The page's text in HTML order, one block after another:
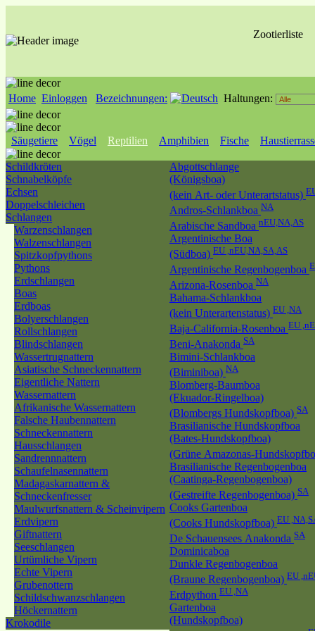
Zootierliste
Home Einloggen Bezeichnungen: Haltungen:
Säugetiere Vögel Reptilien Amphibien Fische
Schildkröten
Schnabelköpfe
Echsen
Doppelschleichen
Schlangen
Warzenschlangen
Walzenschlangen
Spitzkopfpythons
Pythons
Erdschlangen
Boas
Erdboas
Bolyerschlangen
Rollschlangen
Blindschlangen
Wassertrugnattern
Asiatische Schneckennattern
Eigentliche Nattern
Wassernattern
Afrikanische Wassernattern
Falsche Haubennattern
Schneckennattern
Hausschlangen
Sandrennnattern
Schaufelnasennattern
Madagaskarnattern &
Schneckenfresser
Maulwurfsnattern & Scheinvipern
Erdvipern
Giftnattern
Seeschlangen
Urtümliche Vipern
Echte Vipern
Grubenottern
Schildschwanzschlangen
Höckernattern
Krokodile
Abgottschlange
(Königsboa)
(kein Art- oder Unterartstatus)
Andros-Schlankboa NA
Arabische Sandboa nEU,NA,AS
Argentinische Boa
(Südboa) EU ,nEU,NA,SA,AS
Argentinische Regenbogenboa
Arizona-Rosenboa NA
Bahama-Schlankboa
(kein Unterartenstatus) EU ,NA
Baja-California-Rosenboa EU
Beni-Anakonda SA
Bimini-Schlankboa
(Biminiboa) NA
Blomberg-Baumboa
(Ekuador-Ringelboa)
(Blombergs Hundskopfboa) SA
Brasilianische Hundskopfboa
(Bates-Hundskopfboa)
(Grüne Amazonas-
Brasilianische Regenbogenboa
(Caatinga-Regenbogenboa)
(Gestreifte Regenbogenboa) SA
Cooks Gartenboa
(Cooks Hundskopfboa) EU
De Schauensees Anakonda SA
Dominicaboa
Dunkle Regenbogenboa
(Braune Regenbogenboa) EU
Erdpython EU ,NA
Gartenboa
(Hundskopfboa)